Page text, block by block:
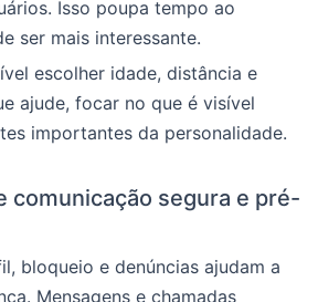
Isso poupa tempo ao
ser mais interessante.
escolher idade, distância e
ajude, focar no que é visível
importantes da personalidade.
comunicação segura e pré-
bloqueio e denúncias ajudam a
Mensagens e chamadas